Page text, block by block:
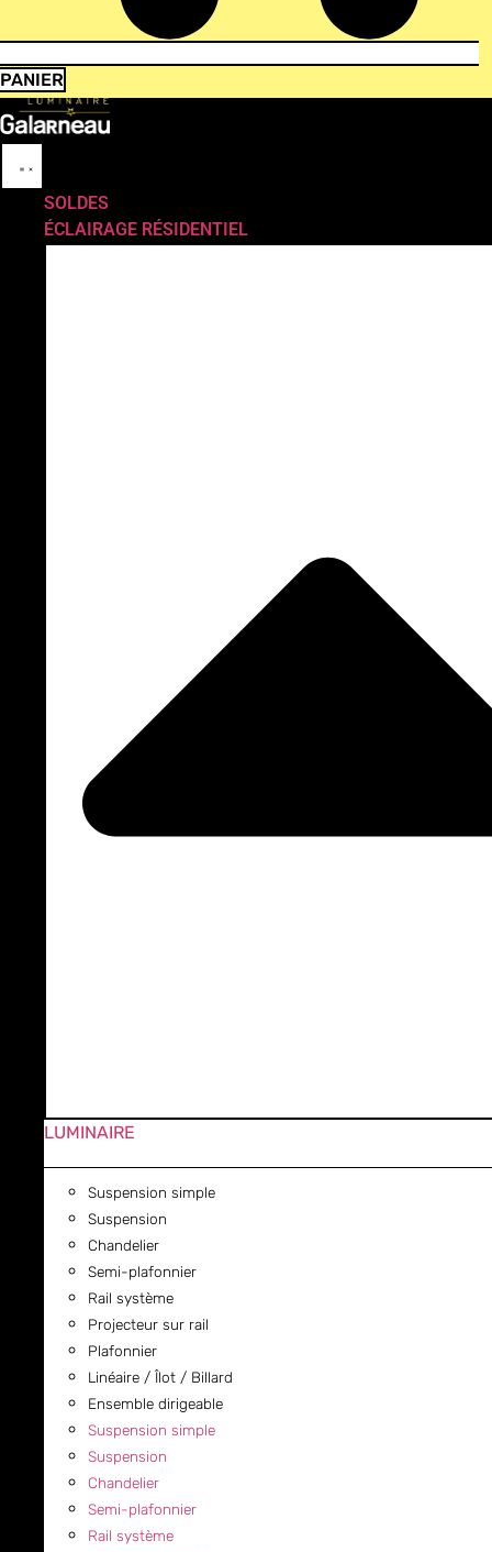
PANIER
SOLDES
ÉCLAIRAGE RÉSIDENTIEL
LUMINAIRE
Suspension simple
Suspension
Chandelier
Semi-plafonnier
Rail système
Projecteur sur rail
Plafonnier
Linéaire / Îlot / Billard
Ensemble dirigeable
Suspension simple
Suspension
Chandelier
Semi-plafonnier
Rail système